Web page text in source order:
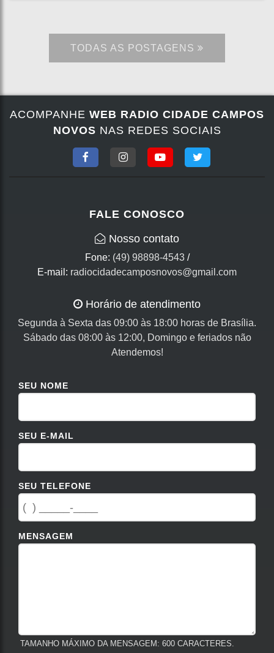
TODAS AS POSTAGENS
ACOMPANHE WEB RADIO CIDADE CAMPOS
NOVOS NAS REDES SOCIAIS
FALE CONOSCO
Nosso contato
Fone: (49) 98898-4543/
E-mail: radiocidadecamposnovos@gmail.com
Horário de atendimento
Segunda à Sexta das 09:00 às 18:00 horas de Brasília.
Sábado das 08:00 às 12:00, Domingo e feriados não
Atendemos!
SEU NOME
SEU E-MAIL
SEU TELEFONE
MENSAGEM
TAMANHO MÁXIMO DA MENSAGEM: 600 CARACTERES.